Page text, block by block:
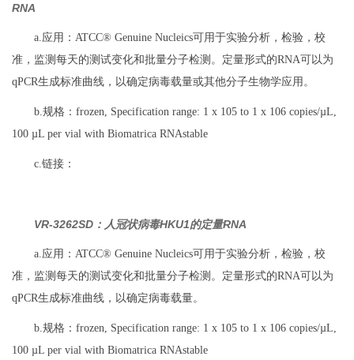
RNA
a.应用：ATCC® Genuine Nucleics可用于实验分析，检验，校
准，监测每天的测试变化和批量分子检测。定量形式的RNA可以为
qPCR生成标准曲线，以确定病毒载量或其他分子生物学应用。
b.规格：frozen, Specification range: 1 x 105 to 1 x 106 copies/µL,
100 µL per vial with Biomatrica RNAstable
c.链接：
VR-3262SD：人冠状病毒HKU1的定量RNA
a.应用：ATCC® Genuine Nucleics可用于实验分析，检验，校
准，监测每天的测试变化和批量分子检测。定量形式的RNA可以为
qPCR生成标准曲线，以确定病毒载量。
b.规格：frozen, Specification range: 1 x 105 to 1 x 106 copies/µL,
100 µL per vial with Biomatrica RNAstable